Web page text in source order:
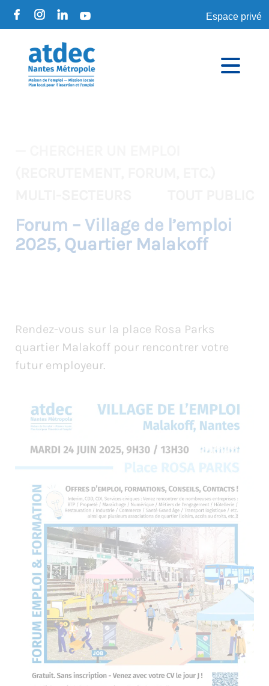
Espace privé
Forum – Village de l’emploi
2025, Quartier Malakoff
Rendez-vous sur la place Rosa Parks
quartier Malakoff pour rencontrer votre
futur employeur.